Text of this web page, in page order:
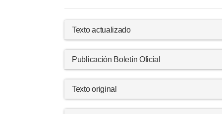
Texto actualizado
Publicación Boletín Oficial
Texto original